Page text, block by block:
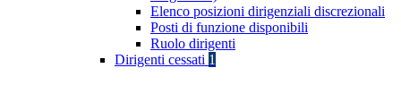
Elenco posizioni dirigenziali discrezionali
Posti di funzione disponibili
Ruolo dirigenti
Dirigenti cessati 1